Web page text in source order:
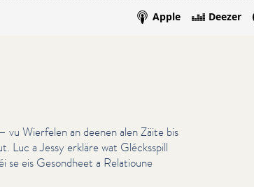
vu Wierfelen an deenen alen Zäite bis
Luc a Jessy erkläre wat Glécksspill
se eis Gesondheet a Relatioune